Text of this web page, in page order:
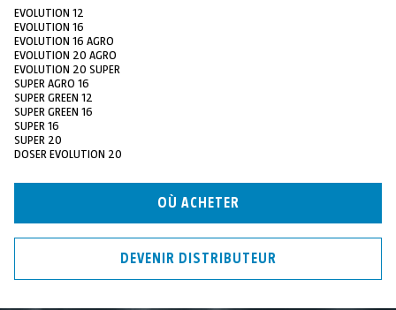
EVOLUTION 12
EVOLUTION 16
EVOLUTION 16 AGRO
EVOLUTION 20 AGRO
EVOLUTION 20 SUPER
SUPER AGRO 16
SUPER GREEN 12
SUPER GREEN 16
SUPER 16
SUPER 20
DOSER EVOLUTION 20
OÙ ACHETER
DEVENIR DISTRIBUTEUR